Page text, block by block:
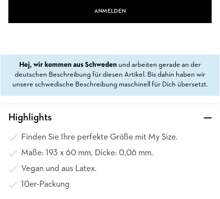
ANMELDEN
Hej, wir kommen aus Schweden und arbeiten gerade an der
deutschen Beschreibung für diesen Artikel. Bis dahin haben wir
unsere schwedische Beschreibung maschinell für Dich übersetzt.
Highlights
Finden Sie Ihre perfekte Größe mit My Size.
Maße: 193 x 60 mm, Dicke: 0,06 mm.
Vegan und aus Latex.
10er-Packung